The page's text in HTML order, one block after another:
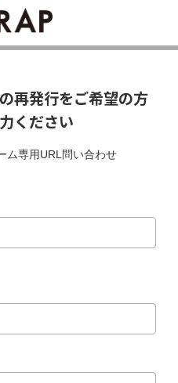
再発行をご希望の方
ください
ム専用URL問い合わせ